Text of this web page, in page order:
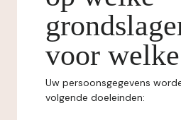
voor
Uw persoonsgegevens
volgende doeleinden: